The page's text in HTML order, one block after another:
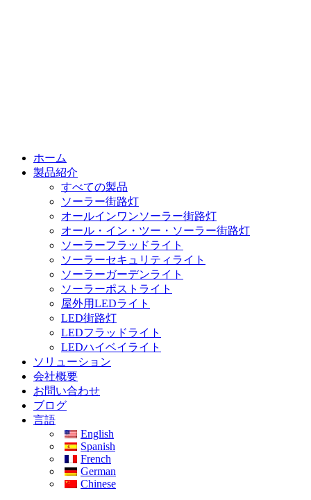
ホーム
製品紹介
すべての製品
ソーラー街路灯
オールインワンソーラー街路灯
オール・イン・ツー・ソーラー街路灯
ソーラーフラッドライト
ソーラーセキュリティライト
ソーラーガーデンライト
ソーラーポストライト
屋外用LEDライト
LED街路灯
LEDフラッドライト
LEDハイベイライト
ソリューション
会社概要
お問い合わせ
ブログ
言語
English
Spanish
French
German
Chinese